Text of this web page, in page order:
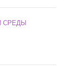
СРЕДЫ